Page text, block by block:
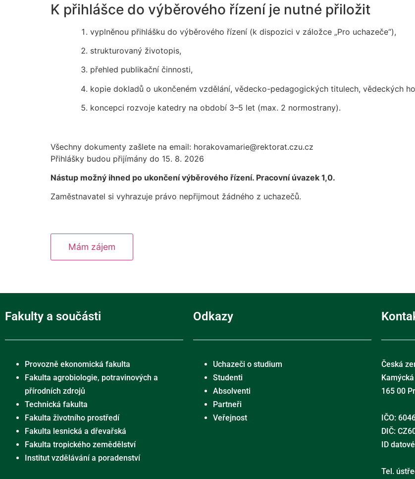
K přihlášce do výběrového řízení je nutné přiložit
vyplněnou přihlášku do výběrového řízení (k dispozici v záložce „Pro uchazeče“),
strukturovaný životopis,
přehled publikační činnosti,
kopie dokladů o ukončeném vzdělání, vědecko-pedagogických titulech, vědeckých
koncepci rozvoje katedry na období 3–5 let (max. 2 normostrany).
Všechny dokumenty zašlete na email: horakovamarie@rektorat.czu.cz
Přihlášky budou přijímány do 15. 8. 2026
Nástup možný ihned po ukončení výběrového řízení. Pracovní úvazek 1,0.
Zaměstnavatel si vyhrazuje právo nepřijmout žádného z uchazečů.
Fakulty a součásti
Provozně ekonomická fakulta
Fakulta agrobiologie, potravinových a
přírodních zdrojů
Technická fakulta
Fakulta životního prostředí
Fakulta lesnická a dřevařská
Fakulta tropického zemědělství
Institut vzdělávání a poradenství
Odkazy
Uchazeči o studium
Studenti
Absolventi
Partneři
Veřejnost
Česká
165 00
IČO:
DIČ:
ID
Tel.